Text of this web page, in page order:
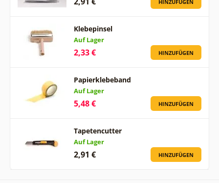
HINZUFÜGEN
Klebepinsel
Auf Lager
2,33 € HINZUFÜGEN
Papierklebeband
Auf Lager
5,48 € HINZUFÜGEN
Tapetencutter
Auf Lager
2,91 € HINZUFÜGEN